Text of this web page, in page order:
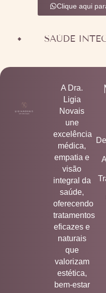
Clique aqui
SAÙDE
A Dra.
Ligia
Novais
une
excelência
médica,
empatia e
visão
integral da
saúde,
oferecendo
tratamentos
eficazes e
naturais
que
valorizam
estética,
bem-estar